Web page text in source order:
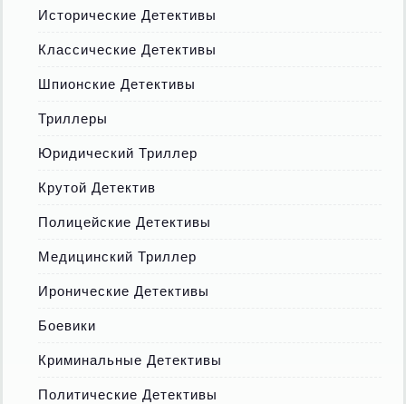
Исторические Детективы
Классические Детективы
Шпионские Детективы
Триллеры
Юридический Триллер
Крутой Детектив
Полицейские Детективы
Медицинский Триллер
Иронические Детективы
Боевики
Криминальные Детективы
Политические Детективы